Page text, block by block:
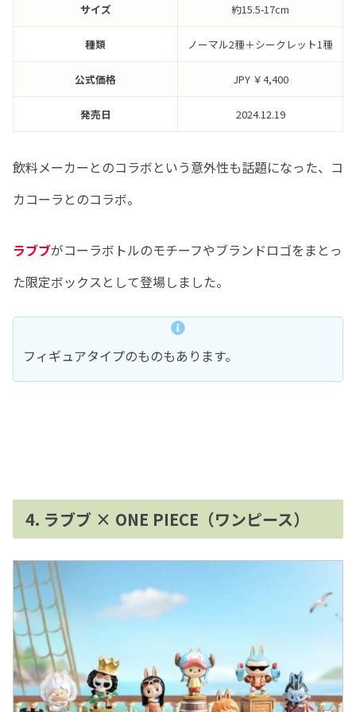
サイズ 約15.5-17cm
種類 ノーマル2種＋シークレット1種
公式価格 JPY ￥4,400
発売日 2024.12.19
飲料メーカーとのコラボという意外性も話題になった、コ
カコーラとのコラボ。
ラブブがコーラボトルのモチーフやブランドロゴをまとっ
た限定ボックスとして登場しました。
フィギュアタイプのものもあります。
4. ラブブ × ONE PIECE（ワンピース）